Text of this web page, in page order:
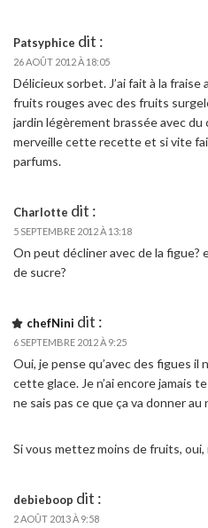
Patsyphice dit :
26 AOÛT 2012 À 18:05
Délicieux sorbet. J’ai fait à la
fruits rouges avec des fruits
jardin légèrement brassée avec
merveille cette recette et si vite
parfums.
Charlotte dit :
5 SEPTEMBRE 2012 À 13:18
On peut décliner avec de la figue?
de sucre?
chefNini dit :
6 SEPTEMBRE 2012 À 9:25
Oui, je pense qu’avec des figues il
cette glace. Je n’ai encore jamais
ne sais pas ce que ça va donner au
Si vous mettez moins de fruits,
debieboop dit :
2 AOÛT 2013 À 9:58